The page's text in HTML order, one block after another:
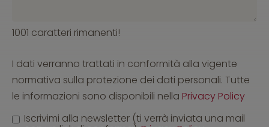
1001 caratteri rimanenti!
I dati verranno trattati in conformità alla vigente
normativa sulla protezione dei dati personali. Tutte
le informazioni sono disponibili nella Privacy Policy
Iscrivimi alla newsletter (ti verrà inviata una mail